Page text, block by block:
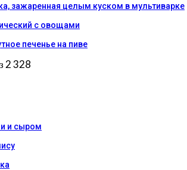
зажаренная целым куском в мультиварке
с овощами
печенье на пиве
2 328
и сыром